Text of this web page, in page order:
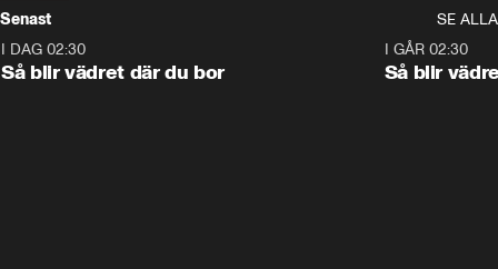
Senast
SE ALLA
I DAG 02:30
Så blir vädret där du bor
I GÅR 02:30
Så blir